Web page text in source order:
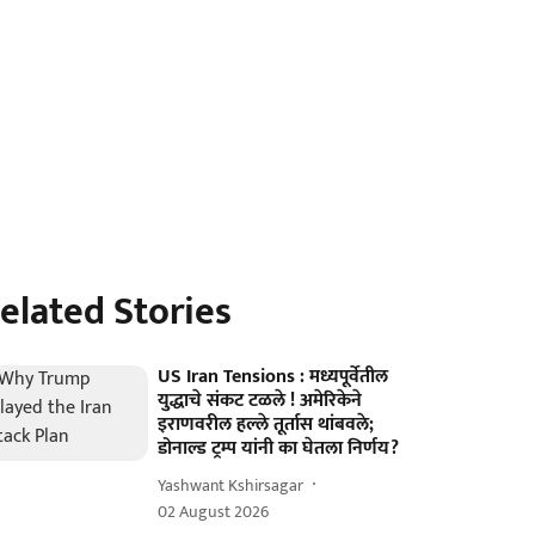
Stories
US Iran Tensions : मध्यपूर्वेतील
युद्धाचे संकट टळले ! अमेरिकेने
इराणवरील हल्ले तूर्तास थांबवले;
डोनाल्ड ट्रम्प यांनी का घेतला निर्णय?
Yashwant Kshirsagar
02 August 2026